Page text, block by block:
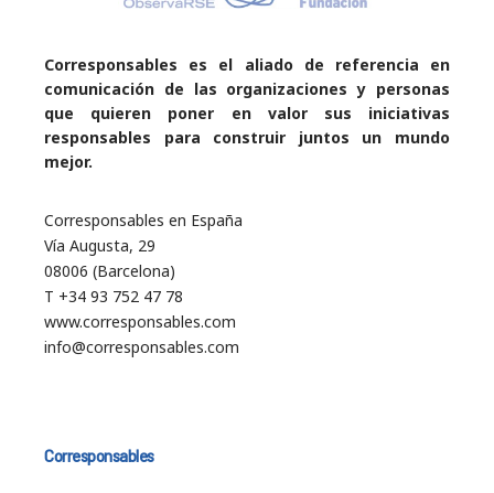
Corresponsables es el aliado de referencia en
comunicación de las organizaciones y personas
que quieren poner en valor sus iniciativas
responsables para construir juntos un mundo
mejor.
Corresponsables en España
Vía Augusta, 29
08006 (Barcelona)
T +34 93 752 47 78
www.corresponsables.com
info@corresponsables.com
Corresponsables